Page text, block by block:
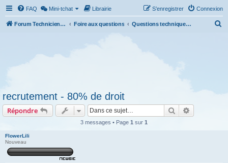
FAQ Mini-tchat Librairie Connexion
S’enregistrer
Forum Technicien-Territoral Foire aux questions Questions techniques et administratives
recrutement - 80% de droit
Répondre Rechercher
3 messages • Page 1 sur 1
FlowerLili
Nouveau